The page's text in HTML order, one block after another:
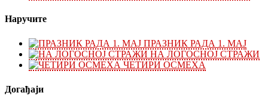
Наручите
ПРАЗНИК РАДА 1. МАЈ
НА ЛОГОСНОЈ СТРАЖИ
ЧЕТИРИ ОСМЕХА
Догађаји